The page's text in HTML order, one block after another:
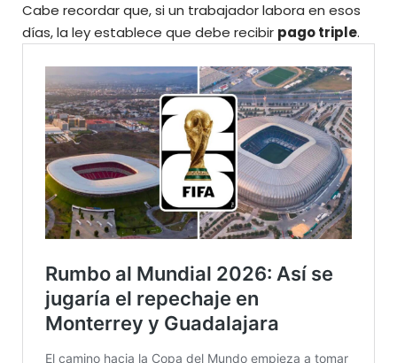
Cabe recordar que, si un trabajador labora en esos
días, la ley establece que debe recibir pago triple.